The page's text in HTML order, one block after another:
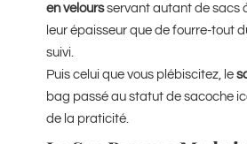
en veloursservant autant de sacs
leur épaisseur que de fourre-tout
suivi.
Puis celui que vous plébiscitez, le
bag passé au statut de sacoche
de la praticité.